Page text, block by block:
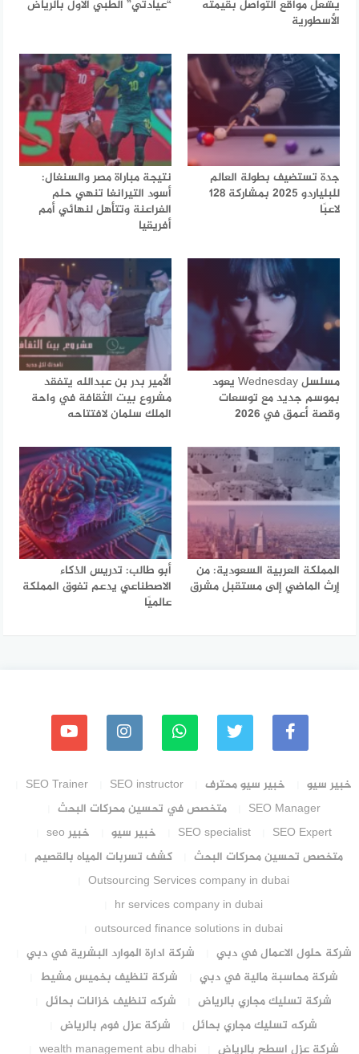
يُشعل مواقع التواصل بقيمته
الأسطورية
“عيادتي” الطبي الأول بالرياض
جدة تستضيف بطولة العالم
للبلياردو 2025 بمشاركة 128
لاعبًا
نتيجة مباراة مصر والسنغال:
أسود التيرانغا تنهي حلم
الفراعنة وتتأهل لنهائي أمم
أفريقيا
مسلسل Wednesday يعود
بموسم جديد مع توسعات
وقصة أعمق في 2026
الأمير بدر بن عبدالله يتفقد
مشروع بيت الثقافة في واحة
الملك سلمان لافتتاحه
المملكة العربية السعودية: من
إرث الماضي إلى مستقبل مشرق
أبو طالب: تدريس الذكاء
الاصطناعي يدعم تفوق المملكة
عالميًا
خبير سيو خبير سيو محترف SEO instructor
SEO Trainer
SEO Manager
متخصص في تحسين محركات البحث
SEO Expert
SEO specialist خبير سيو
خبير seo
متخصص تحسين محركات البحث
كشف تسربات المياه بالقصيم
Outsourcing Services company in dubai
hr services company in dubai
outsourced finance solutions in dubai
شركة حلول الاعمال في دبي
شركة ادارة الموارد البشرية في دبي
شركة محاسبة مالية في دبي
شركة تنظيف بخميس مشيط
شركة تسليك مجاري بالرياض
شركه تنظيف خزانات بحائل
شركه تسليك مجاري بحائل
شركة عزل فوم بالرياض
شركة عزل اسطح بالرياض
wealth management abu dhabi